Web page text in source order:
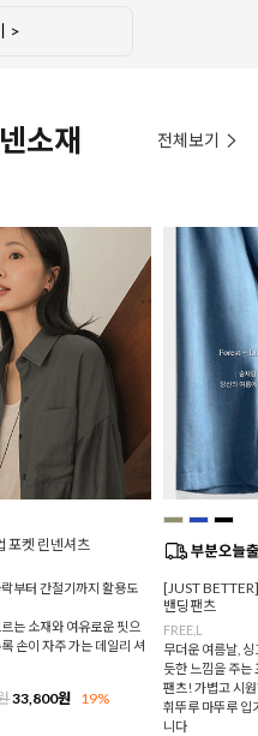
>
소재 전체보기
포켓 린넨셔츠
부터 간절기까지 활용도
는 소재와 여유로운 핏으
손이 자주 가는 데일리 셔
33,800원 19%
[JUST
밴딩팬츠
FREE,L
무더운 여름날,
듯한 느낌을 주는
팬츠! 가볍고 시
휘뚜루 마뚜루 입
니다